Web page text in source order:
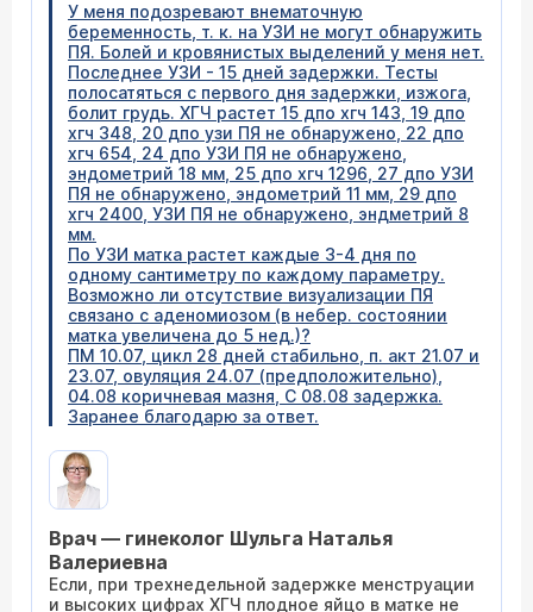
У меня подозревают внематочную
беременность, т. к. на УЗИ не могут обнаружить
ПЯ. Болей и кровянистых выделений у меня нет.
Последнее УЗИ - 15 дней задержки. Тесты
полосатяться с первого дня задержки, изжога,
болит грудь. ХГЧ растет 15 дпо хгч 143, 19 дпо
хгч 348, 20 дпо узи ПЯ не обнаружено, 22 дпо
хгч 654, 24 дпо УЗИ ПЯ не обнаружено,
эндометрий 18 мм, 25 дпо хгч 1296, 27 дпо УЗИ
ПЯ не обнаружено, эндометрий 11 мм, 29 дпо
хгч 2400, УЗИ ПЯ не обнаружено, эндметрий 8
мм.
По УЗИ матка растет каждые 3-4 дня по
одному сантиметру по каждому параметру.
Возможно ли отсутствие визуализации ПЯ
связано с аденомиозом (в небер. состоянии
матка увеличена до 5 нед.)?
ПМ 10.07, цикл 28 дней стабильно, п. акт 21.07 и
23.07, овуляция 24.07 (предположительно),
04.08 коричневая мазня, С 08.08 задержка.
Заранее благодарю за ответ.
Врач — гинеколог Шульга Наталья
Валериевна
Если, при трехнедельной задержке менструации
и высоких цифрах ХГЧ плодное яйцо в матке не